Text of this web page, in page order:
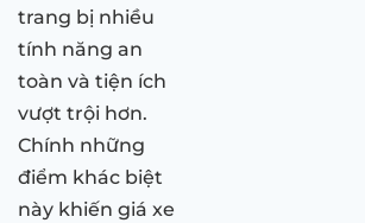
trang bị nhiều
tính năng an
toàn và tiện ích
vượt trội hơn.
Chính những
điểm khác biệt
này khiến giá xe